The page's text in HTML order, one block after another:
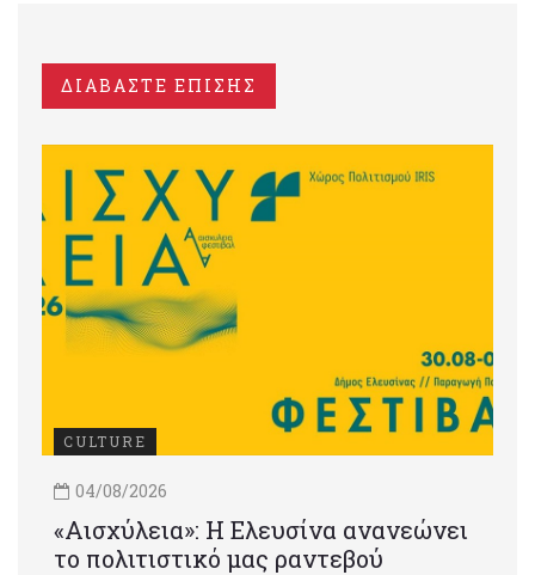
ΔΙΑΒΑΣΤΕ ΕΠΙΣΗΣ
CULTURE
04/08/2026
«Αισχύλεια»: Η Ελευσίνα ανανεώνει
το πολιτιστικό μας ραντεβού